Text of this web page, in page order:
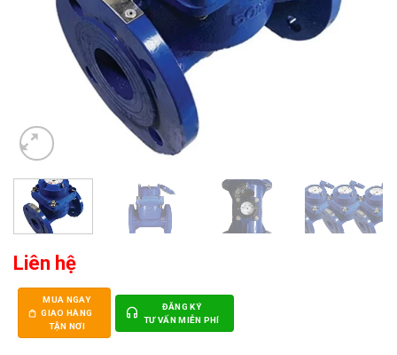
Liên hệ
MUA NGAY
GIAO HÀNG
TẬN NƠI
ĐĂNG KÝ
TƯ VẤN MIỄN PHÍ